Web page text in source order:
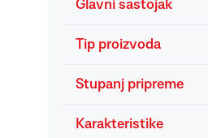
Glavni sastojak
Tip proizvoda
Stupanj pripreme
Karakteristike